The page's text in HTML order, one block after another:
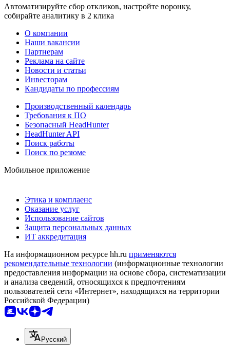
Автоматизируйте сбор откликов, настройте воронку,
собирайте аналитику в 2 клика
О компании
Наши вакансии
Партнерам
Реклама на сайте
Новости и статьи
Инвесторам
Кандидаты по профессиям
Производственный календарь
Требования к ПО
Безопасный HeadHunter
HeadHunter API
Поиск работы
Поиск по резюме
Мобильное приложение
Этика и комплаенс
Оказание услуг
Использование сайтов
Защита персональных данных
ИТ аккредитация
На информационном ресурсе hh.ru применяются
рекомендательные технологии (информационные технологии
предоставления информации на основе сбора, систематизации
и анализа сведений, относящихся к предпочтениям
пользователей сети «Интернет», находящихся на территории
Российской Федерации)
Русский